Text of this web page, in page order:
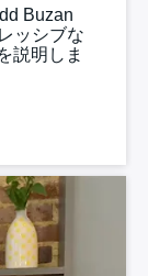
Buzan
ッシブな
説明しま